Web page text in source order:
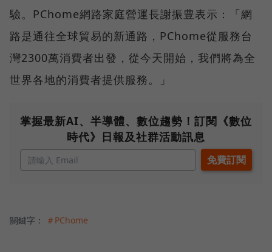
驗。PChome網路家庭營運長謝振豊表示：「網
路是通往全球貿易的新通路，PChome從服務台
灣2300萬消費者出發，從今天開始，我們將為全
世界各地的消費者提供服務。」
掌握最新AI、半導體、數位趨勢！訂閱《數位
時代》日報及社群活動訊息
關鍵字： ＃PChome